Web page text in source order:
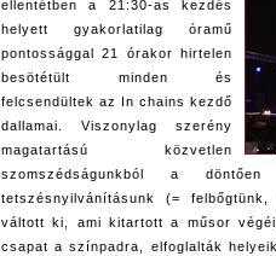
ellentétben a 21:30-as kezdés
helyett gyakorlatilag óramű
pontossággal 21 órakor hirtelen
besötétült minden és
felcsendültek az In chains kezdő
dallamai. Viszonylag szerény
magatartású közvetlen
szomszédságunkból a
tetszésnyilvánításunk (=
váltott ki, ami kitartott a műsor
csapat a színpadra, elfoglalták